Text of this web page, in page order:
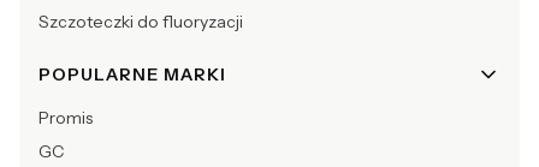
Szczoteczki do fluoryzacji
POPULARNE MARKI
Promis
GC